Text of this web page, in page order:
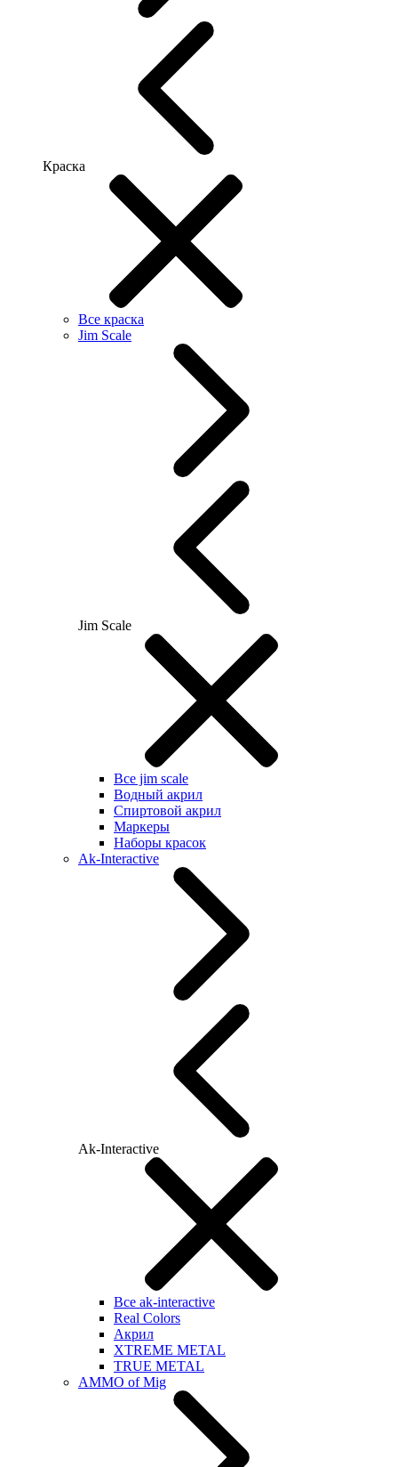
Краска
Все краска
Jim Scale
Jim Scale
Все jim scale
Водный акрил
Спиртовой акрил
Маркеры
Наборы красок
Ak-Interactive
Ak-Interactive
Все ak-interactive
Real Colors
Акрил
XTREME METAL
TRUE METAL
AMMO of Mig